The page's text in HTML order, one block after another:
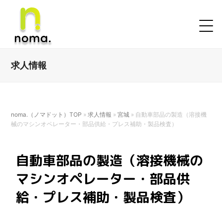
求人情報
noma.（ノマドット）TOP »求人情報 »宮城 » 自動車部品の製造（溶接機
械のマシンオペレーター・部品供給・プレス補助・製品検査）
自動車部品の製造（溶接機械の
マシンオペレーター・部品供
給・プレス補助・製品検査）